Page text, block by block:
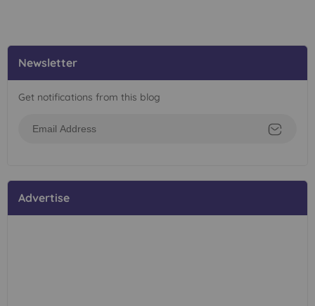
Newsletter
Get notifications from this blog
Advertise